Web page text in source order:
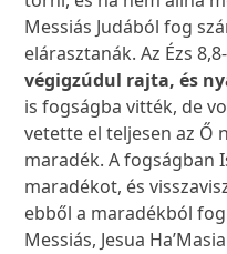
Messiás Judából fog
elárasztanák. Az Ézs
végigzúdul rajta, és
is fogságba vitték, de
vetette el teljesen az Ő
maradék. A fogságban
maradékot, és
ebből a maradékból
Messiás, Jesua